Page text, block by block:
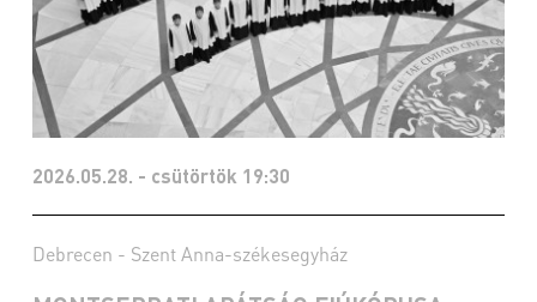
2026.05.28. - csütörtök 19:30
Debrecen - Szent Anna-székesegyház